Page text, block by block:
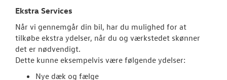
Ekstra Services
Når vi gennemgår din bil, har du mulighed for at
tilkøbe ekstra ydelser, når du og værkstedet skønner
det er nødvendigt.
Dette kunne eksempelvis være følgende ydelser:
Nye dæk og fælge